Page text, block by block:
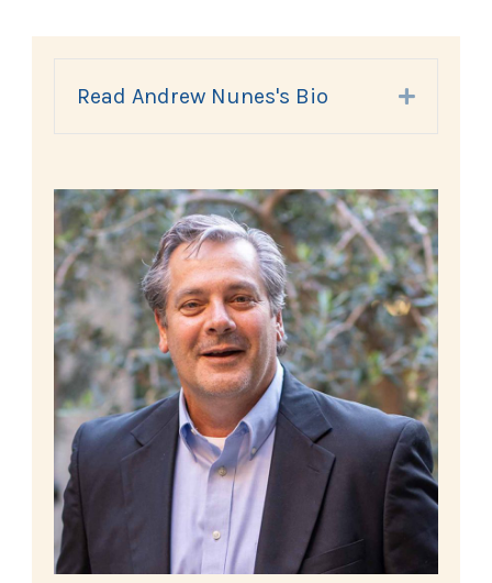
Read Andrew Nunes's Bio Expand